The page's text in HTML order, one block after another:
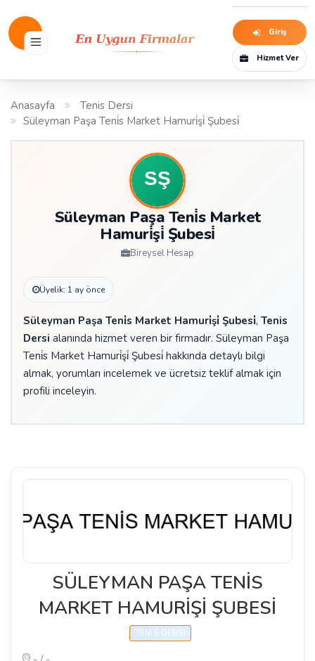
Giriş
Hizmet Ver
Anasayfa
Tenis Dersi
Süleyman Paşa Teni̇s Market Hamuri̇şi̇ Şubesi̇
Süleyman Paşa Teni̇s Market
Hamuri̇şi̇ Şubesi̇
Bireysel Hesap
Üyelik: 1 ay önce
Süleyman Paşa Teni̇s Market Hamuri̇şi̇ Şubesi̇, Tenis
Dersi alanında hizmet veren bir firmadır. Süleyman Paşa
Teni̇s Market Hamuri̇şi̇ Şubesi̇ hakkında detaylı bilgi
almak, yorumları incelemek ve ücretsiz teklif almak için
profili inceleyin.
SÜLEYMAN PAŞA TENİS
MARKET HAMURİŞİ ŞUBESİ
TENIS DERSI